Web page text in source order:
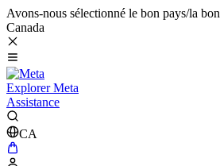
Avons-nous sélectionné le bon pays/la
Canada
Explorer Meta
Assistance
CA